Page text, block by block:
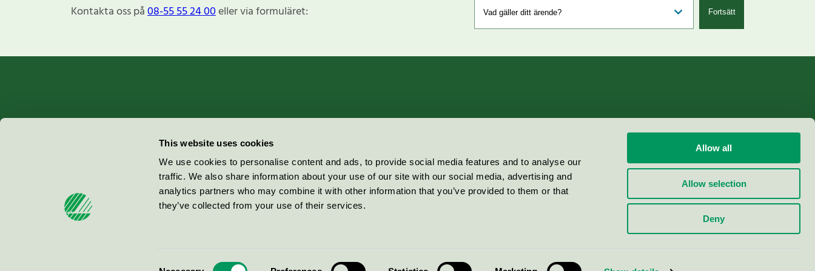
This website uses cookies
We use cookies to personalise content and ads, to provide social media features and to analyse our
traffic. We also share information about your use of our site with our social media, advertising and
analytics partners who may combine it with other information that you’ve provided to them or that
they’ve collected from your use of their services.
Allow all
Allow selection
Deny
Kontakta oss på08-55 55 24 00eller via formuläret: Fortsätt
Miljömärkning Sverige AB
100 64